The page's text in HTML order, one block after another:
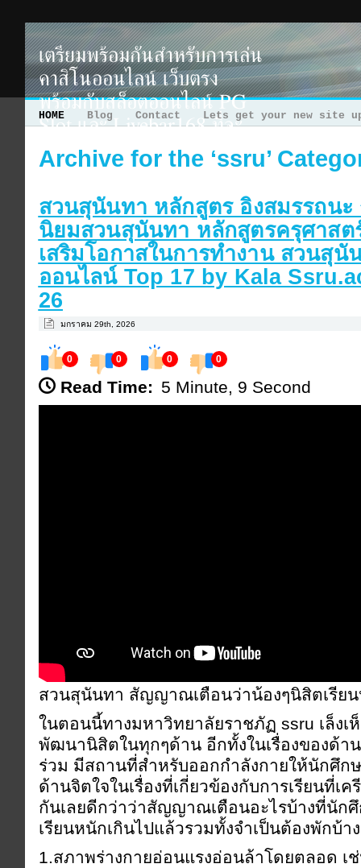
เตรียมพร้อมกันสำหรับการเล่น
คาสิโนออนไลน์ เว็บตรง
พร้อมกับสล็อตออนไลน์ PG
Slot และ Livebar168 ที่จะ
ช่วยเพิ่มโอกาสในการได้เงิน
https://hiroshi-i.net สนุกกับเว็บคาสิโนออนไลน์ เว็บ
ตรง พร้อมกับสล็อตออนไลน์ PG Slot และ Livebar168 ที่
จะช่วยเพิ่มความสนุกสนานและได้รับเครดิตฟรี! 今津 寛 南
スーダン 治安
HOME Blog Contact Lets get your new site
Archive for the ‘ssru’
สวนสุนันทา หลักสูตร อิงสมรรถน
นิยมสวนสุนันทา หลักสูตรครุศาสต
เสริมโอกาสในการทำงาน สวนสุนั
ออนไลน์ Top 17 by Kala
26
มกราคม 29th, 2026
0 0 0 0
Read Time: 5 Minute, 9 Second
สวนสุนันทา สัญญาณเตือนว่าน้องๆนิสิตเรียน
ในตอนนี้ทางมหาวิทยาลัยราชภัฏ ssru เล็ง
พัฒนานิสิตในทุกๆด้าน อีกทั้งในเรื่องของด้า
ร่วม มีสถานที่สำหรับออกกำลังกายให้นักศึก
ด้านจิตใจในเรื่องที่เกี่ยวข้องกับการเรียนที่เ
กันเลยดีกว่าว่าสัญญาณเตือนอะไรบ้างที่นักศึ
เรียนหนักเกินไปแล้วรวมทั้งจำเป็นต้องพักบ้า
1.สภาพร่างกายอ่อนแรงอ่อนล้าโดยตลอด เ